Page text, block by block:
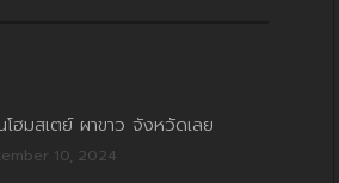
โฮมสเตย์ ผาขาว จังหวัดเลย
10, 2024